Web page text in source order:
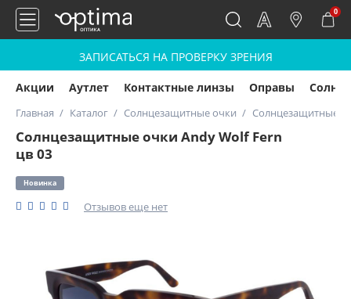
0
ЗАПИСАТЬСЯ НА ПРОВЕРКУ ЗРЕНИЯ
Акции Аутлет Контактные линзы Оправы
Главная Каталог Солнцезащитные очки Солнцезащитные
Солнцезащитные очки Andy Wolf Fern
цв 03
Новинка
Отзывов еще нет